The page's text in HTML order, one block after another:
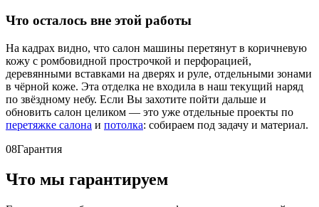
Что осталось вне этой работы
На кадрах видно, что салон машины перетянут в коричневую
кожу с ромбовидной прострочкой и перфорацией,
деревянными вставками на дверях и руле, отдельными зонами
в чёрной коже. Эта отделка не входила в наш текущий наряд
по звёздному небу. Если Вы захотите пойти дальше и
обновить салон целиком — это уже отдельные проекты по
перетяжке салона и потолка: собираем под задачу и материал.
08Гарантия
Что мы гарантируем